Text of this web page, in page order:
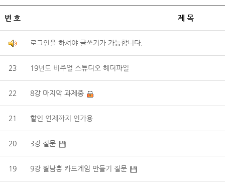
번 호 제 목
로그인을 하셔야 글쓰기가 가능합니다.
23 19년도 비주얼 스튜디오 헤더파일
22 8강 마지막 과제중
21 할인 언제까지 인가용
20 3강 질문
19 9강 월남뽕 카드게임 만들기 질문